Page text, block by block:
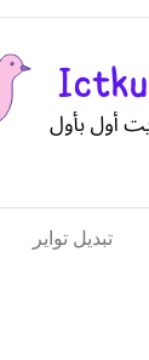
الكويت
تكنولوجيا
المعلومات
تبديل تواير